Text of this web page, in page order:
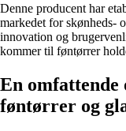
Denne producent har
markedet for skønheds-
innovation og
kommer til føntørrer
En
føntørrer og